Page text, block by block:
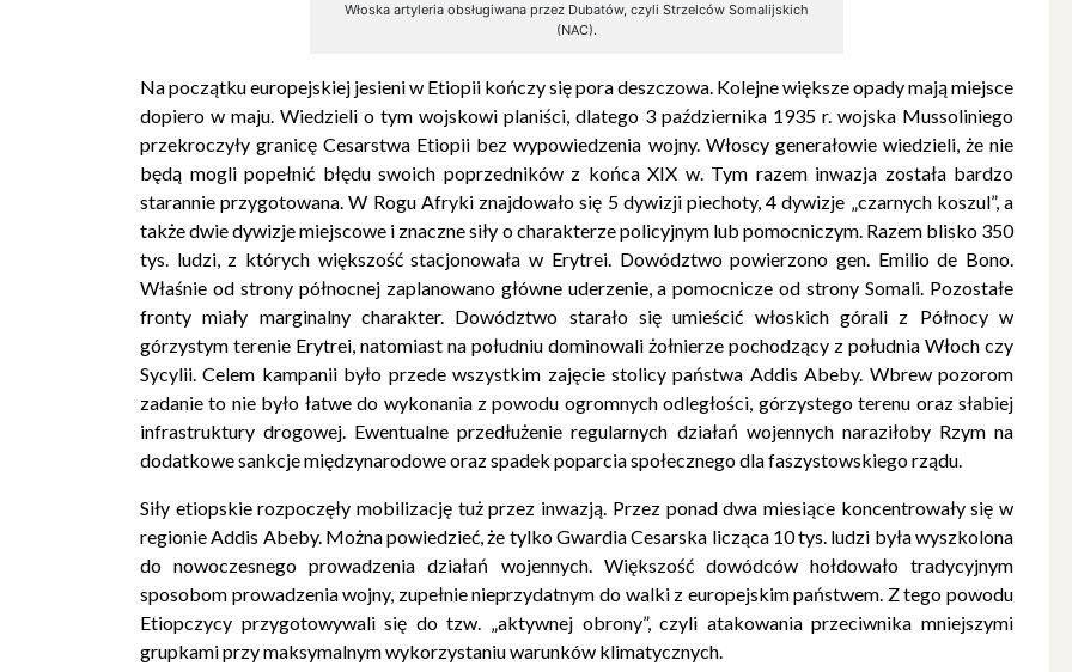
Włoska artyleria obsługiwana przez Dubatów, czyli Strzelców Somalijskich
(NAC).
Na początku europejskiej jesieni w Etiopii kończy się pora deszczowa. Kolejne większe opady mają miejsce
dopiero w maju. Wiedzieli o tym wojskowi planiści, dlatego 3 października 1935 r. wojska Mussoliniego
przekroczyły granicę Cesarstwa Etiopii bez wypowiedzenia wojny. Włoscy generałowie wiedzieli, że nie
będą mogli popełnić błędu swoich poprzedników z końca XIX w. Tym razem inwazja została bardzo
starannie przygotowana. W Rogu Afryki znajdowało się 5 dywizji piechoty, 4 dywizje „czarnych koszul”, a
także dwie dywizje miejscowe i znaczne siły o charakterze policyjnym lub pomocniczym. Razem blisko 350
tys. ludzi, z których większość stacjonowała w Erytrei. Dowództwo powierzono gen. Emilio de Bono.
Właśnie od strony północnej zaplanowano główne uderzenie, a pomocnicze od strony Somali. Pozostałe
fronty miały marginalny charakter. Dowództwo starało się umieścić włoskich górali z Północy w
górzystym terenie Erytrei, natomiast na południu dominowali żołnierze pochodzący z południa Włoch czy
Sycylii. Celem kampanii było przede wszystkim zajęcie stolicy państwa Addis Abeby. Wbrew pozorom
zadanie to nie było łatwe do wykonania z powodu ogromnych odległości, górzystego terenu oraz słabiej
infrastruktury drogowej. Ewentualne przedłużenie regularnych działań wojennych naraziłoby Rzym na
dodatkowe sankcje międzynarodowe oraz spadek poparcia społecznego dla faszystowskiego rządu.
Siły etiopskie rozpoczęły mobilizację tuż przez inwazją. Przez ponad dwa miesiące koncentrowały się w
regionie Addis Abeby. Można powiedzieć, że tylko Gwardia Cesarska licząca 10 tys. ludzi była wyszkolona
do nowoczesnego prowadzenia działań wojennych. Większość dowódców hołdowało tradycyjnym
sposobom prowadzenia wojny, zupełnie nieprzydatnym do walki z europejskim państwem. Z tego powodu
Etiopczycy przygotowywali się do tzw. „aktywnej obrony”, czyli atakowania przeciwnika mniejszymi
grupkami przy maksymalnym wykorzystaniu warunków klimatycznych.